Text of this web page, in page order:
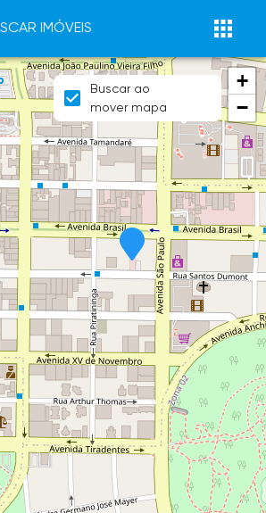
IMÓVEIS
+
−
Buscar ao
mover mapa